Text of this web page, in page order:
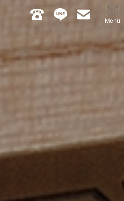
Menu